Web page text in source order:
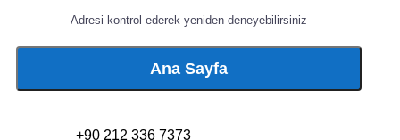
Adresi kontrol ederek yeniden deneyebilirsiniz
Ana Sayfa
+90 212 336 7373